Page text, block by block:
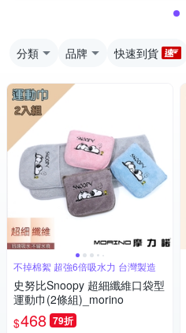
分類 品牌 快速到貨
不掉棉絮 超強6倍吸水力 台灣製造
史努比Snoopy 超細纖維口袋型
運動巾(2條組)_morino
$468 79折